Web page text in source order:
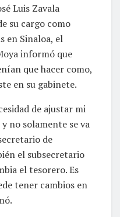
Luis Zavala
su cargo como
en Sinaloa, el
informó que
que hacer como,
en su gabinete.
de ajustar mi
no solamente se va
de
el subsecretario
el tesorero. Es
tener cambios en